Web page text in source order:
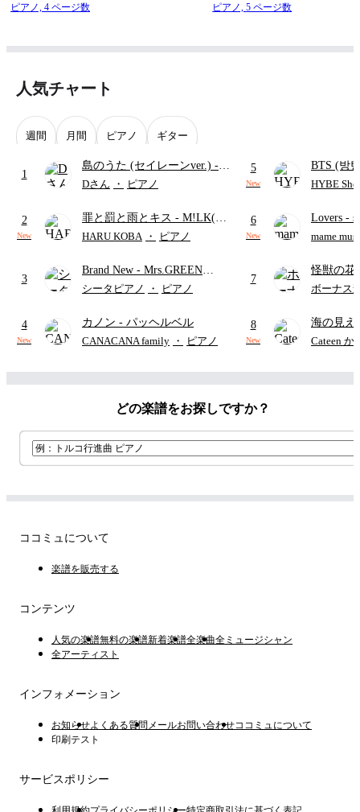
ピアノ, 4 ページ数
ピアノ,5 ページ数
人気チャート
週間 月間 ピアノ ギター
1
島のうた (セイレーンver.) -
セイレーン(CV.鈴木みのり)
ード・ペダル付き/『映画ちい
かわ 人魚の島のひみつ』よ
Dさん ・ ピアノ
2
New
罪と罰と雨とキス - M!LK(佐
野勇斗&吉田仁人)
HARU KOBA ・ ピアノ
3
Brand New - Mrs.GREEN
APPLE
シータピアノ ・ ピアノ
4
New
カノン - パッヘルベル
CANACANA family ・ ピアノ
5
New
BTS (방
HYBE
6
New
Lovers -
ト)
mame
7
怪獣の
ードパー
ボーナス
8
New
海の見
Cateen か
どの楽譜をお探しですか？
ココミュについて
楽譜を販売する
コンテンツ
人気の楽譜無料の楽譜新着楽譜全楽曲全ミュージシャン
全アーティスト
インフォメーション
お知らせよくある質問 メールお問い合わせココミュについて
印刷テスト
サービスポリシー